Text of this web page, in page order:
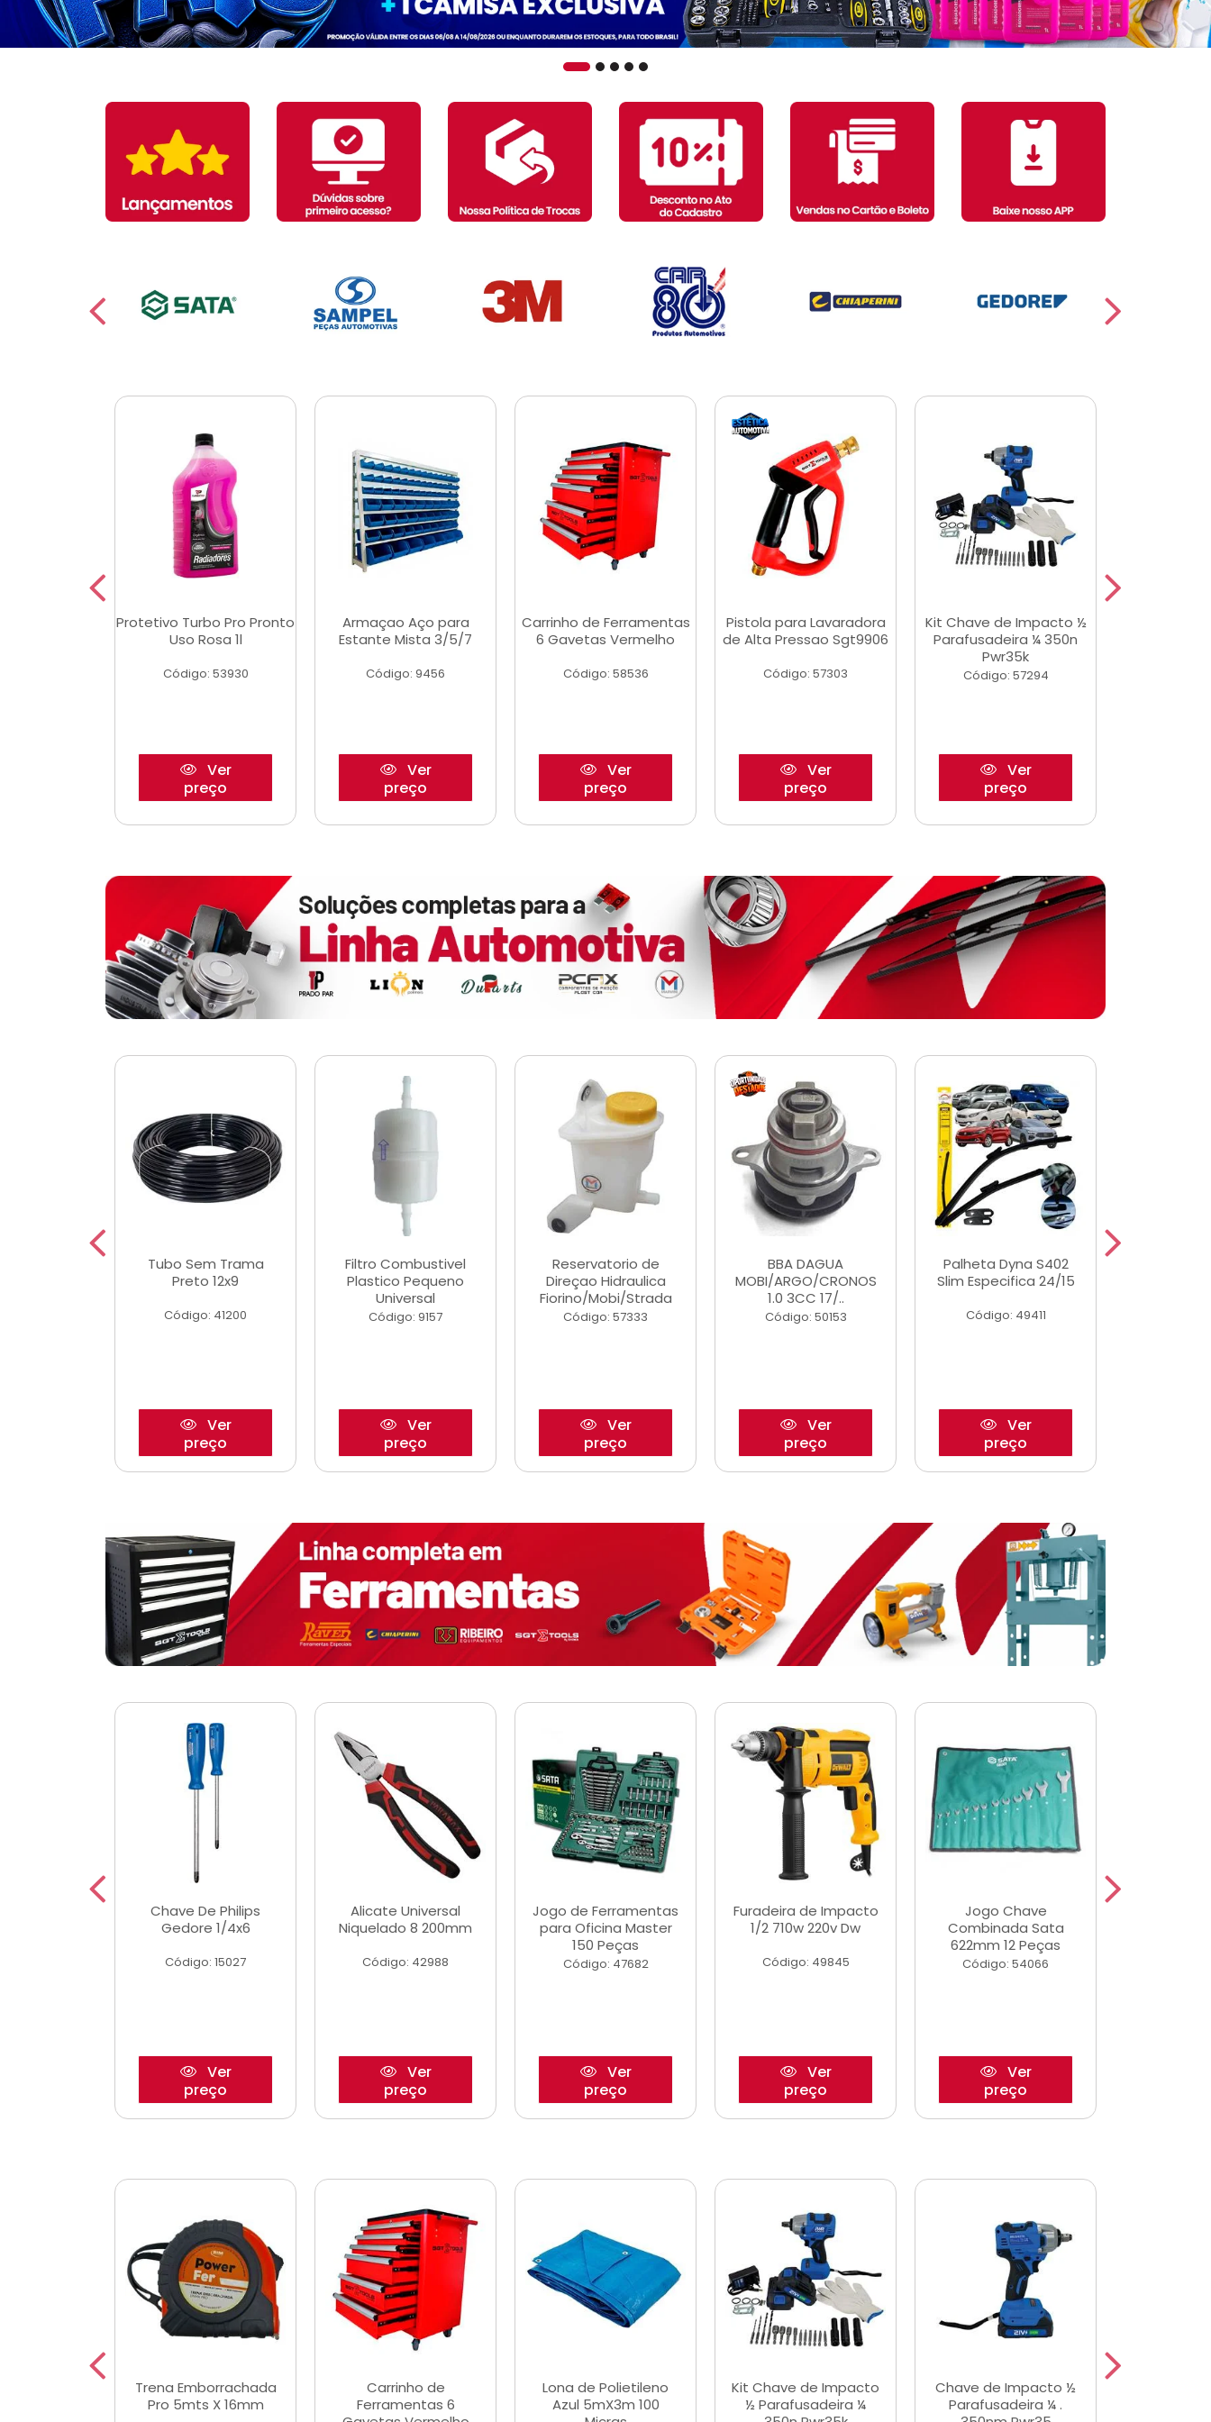
Protetivo Turbo Pro Pronto
Uso Rosa 1l
Código: 53930
Ver
preço
Armaçao Aço para
Estante Mista 3/5/7
Código: 9456
Ver
preço
Carrinho de Ferramentas
6 Gavetas Vermelho
Código: 58536
Ver
preço
Pistola para Lavaradora
de Alta Pressao Sgt9906
Código: 57303
Ver
preço
Kit Chave de Impacto ½
Parafusadeira ¼ 350n
Pwr35k
Código: 57294
Ver
preço
Tubo Sem Trama
Preto 12x9
Código: 41200
Ver
preço
Filtro Combustivel
Plastico Pequeno
Universal
Código: 9157
Ver
preço
Reservatorio de
Direçao Hidraulica
Fiorino/Mobi/Strada
Código: 57333
Ver
preço
BBA DAGUA
MOBI/ARGO/CRONOS
1.0 3CC 17/..
Código: 50153
Ver
preço
Palheta Dyna S402
Slim Especifica 24/15
Código: 49411
Ver
preço
Chave De Philips
Gedore 1/4x6
Código: 15027
Ver
preço
Alicate Universal
Niquelado 8 200mm
Código: 42988
Ver
preço
Jogo de Ferramentas
para Oficina Master
150 Peças
Código: 47682
Ver
preço
Furadeira de Impacto
1/2 710w 220v Dw
Código: 49845
Ver
preço
Jogo Chave
Combinada Sata
622mm 12 Peças
Código: 54066
Ver
preço
Trena Emborrachada
Pro 5mts X 16mm
Carrinho de
Ferramentas 6
Lona de Polietileno
Azul 5mX3m 100
Kit Chave de Impacto
½ Parafusadeira ¼
Chave de Impacto ½
Parafusadeira ¼ .